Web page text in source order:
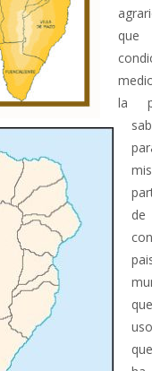
la
de